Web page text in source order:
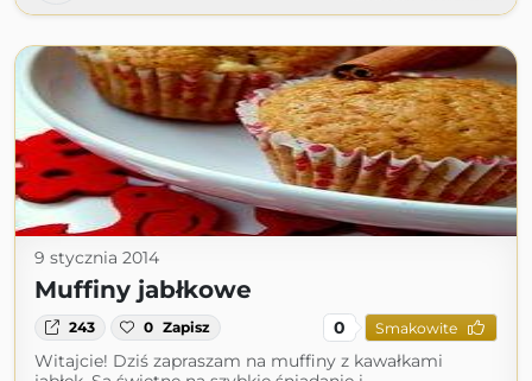
9 stycznia 2014
Muffiny jabłkowe
243 0 Zapisz 0 Smakowite
Witajcie! Dziś zapraszam na muffiny z kawałkami